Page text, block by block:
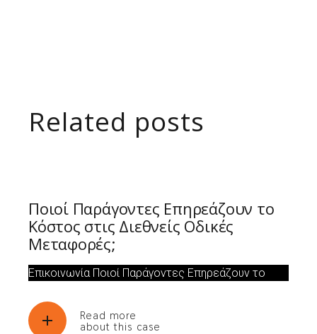
Related posts
Ποιοί Παράγοντες Επηρεάζουν το
Κόστος στις Διεθνείς Οδικές
Μεταφορές;
Επικοινωνία Ποιοί Παράγοντες Επηρεάζουν το
Read more
about this case